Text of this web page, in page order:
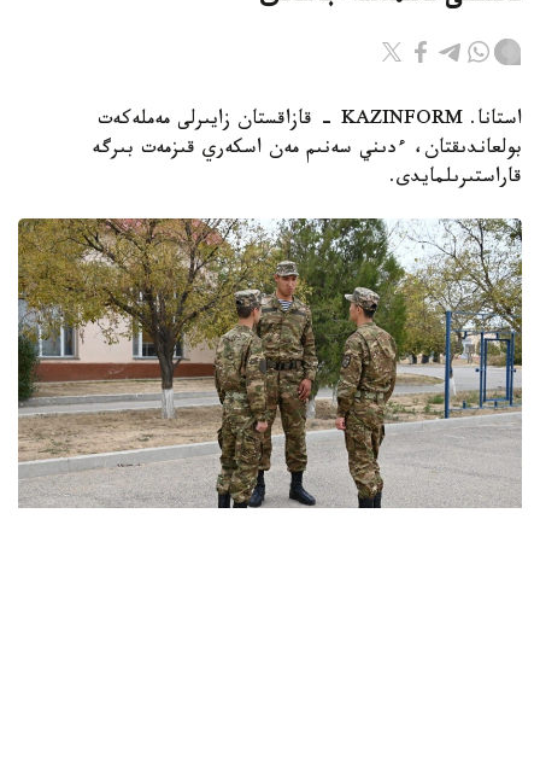
استانا. KAZINFORM - قازاقستان زايىرلى مەملەكەت
بولعاندىقتان، ءدىني سەنىم مەن اسكەري قىزمەت بىرگە
قاراستىرىلمايدى.